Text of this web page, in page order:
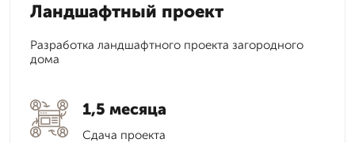
Ландшафтный проект
Разработка ландшафтного проекта загородного
дома
1,5 месяца
Сдача проекта